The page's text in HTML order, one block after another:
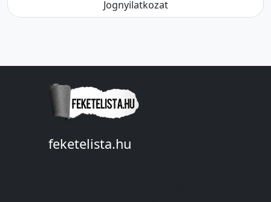
Jognyilatkozat
feketelista.hu